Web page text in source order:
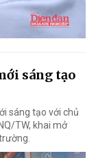
sáng tạo
sáng tạo với chủ
TW, khai mở